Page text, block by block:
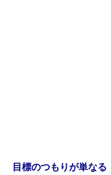
目標のつもりが単な